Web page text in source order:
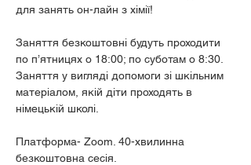
для занять он-лайн з хімії!
Заняття безкоштовні будуть проходити
по п’ятницях о 18:00; по суботам о 8:30.
Заняття у вигляді допомоги зі шкільним
матеріалом, якій діти проходять в
німецькій школі.
Платформа- Zoom. 40-хвилинна
безкоштовна сесія.